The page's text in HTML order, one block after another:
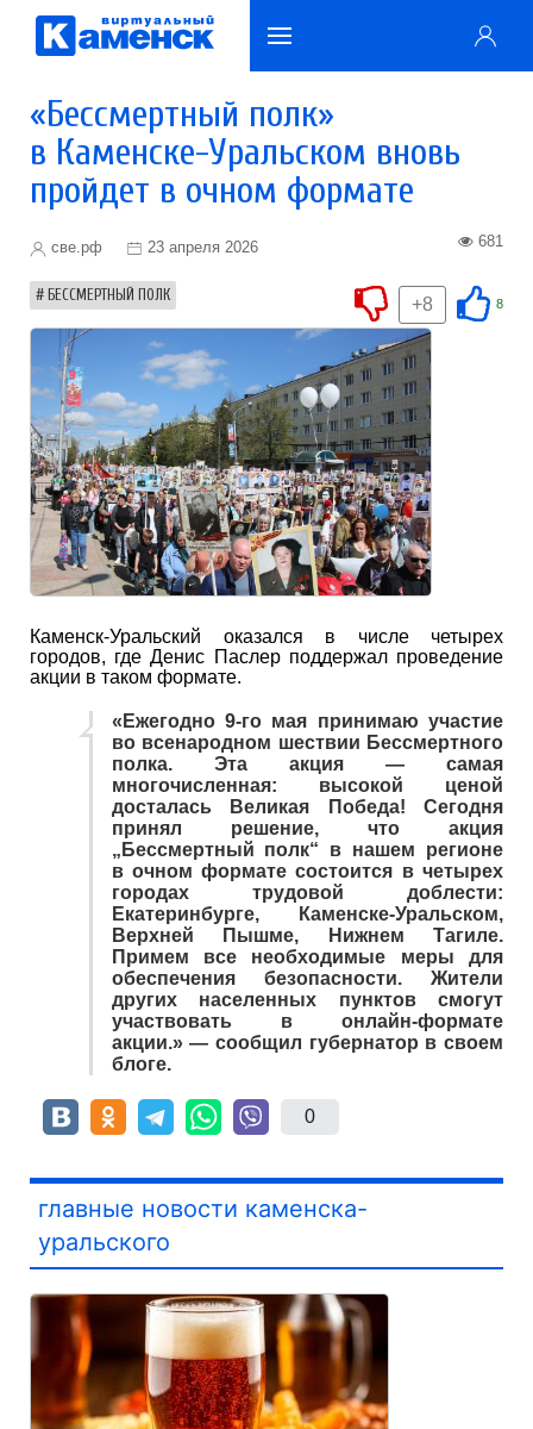
«Бессмертный полк»
в Каменске-Уральском вновь
пройдет в очном формате
све.рф 23 апреля 2026 681
БЕССМЕРТНЫЙ ПОЛК 8
+8
Каменск-Уральский оказался в числе четырех
городов, где Денис Паслер поддержал проведение
акции в таком формате.
«Ежегодно 9-го мая принимаю участие
во всенародном шествии Бессмертного
полка. Эта акция — самая
многочисленная: высокой ценой
досталась Великая Победа! Сегодня
принял решение, что акция
„Бессмертный полк“ в нашем регионе
в очном формате состоится в четырех
городах трудовой доблести:
Екатеринбурге, Каменске-Уральском,
Верхней Пышме, Нижнем Тагиле.
Примем все необходимые меры для
обеспечения безопасности. Жители
других населенных пунктов смогут
участвовать в онлайн-формате
акции.» — сообщил губернатор в своем
блоге.
0
главные новости каменска-
уральского